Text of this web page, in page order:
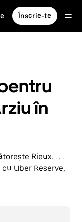
Înscrie-te
în
Rieux. . . .
Uber Reserve,